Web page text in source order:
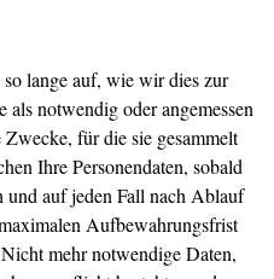
lange auf, wie wir dies zur
als notwendig oder angemessen
für die sie gesammelt
Ihre Personendaten, sobald
und auf jeden Fall nach Ablauf
Aufbewahrungsfrist
mehr notwendige Daten,